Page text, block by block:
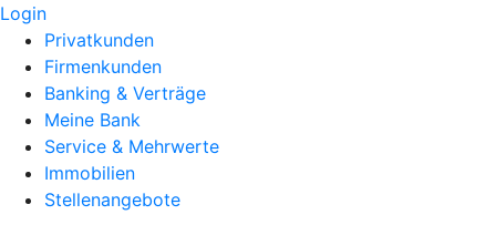
Login
Privatkunden
Firmenkunden
Banking & Verträge
Meine Bank
Service & Mehrwerte
Immobilien
Stellenangebote